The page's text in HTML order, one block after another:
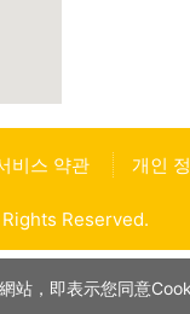
비스 약관 개인
Reserved.
，即表示您同意